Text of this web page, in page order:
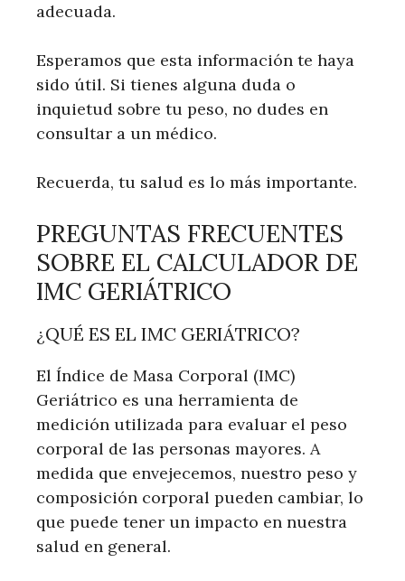
adecuada.
Esperamos que esta información te haya
sido útil. Si tienes alguna duda o
inquietud sobre tu peso, no dudes en
consultar a un médico.
Recuerda, tu salud es lo más importante.
PREGUNTAS FRECUENTES
SOBRE EL CALCULADOR DE
IMC GERIÁTRICO
¿QUÉ ES EL IMC GERIÁTRICO?
El Índice de Masa Corporal (IMC)
Geriátrico es una herramienta de
medición utilizada para evaluar el peso
corporal de las personas mayores. A
medida que envejecemos, nuestro peso y
composición corporal pueden cambiar, lo
que puede tener un impacto en nuestra
salud en general.